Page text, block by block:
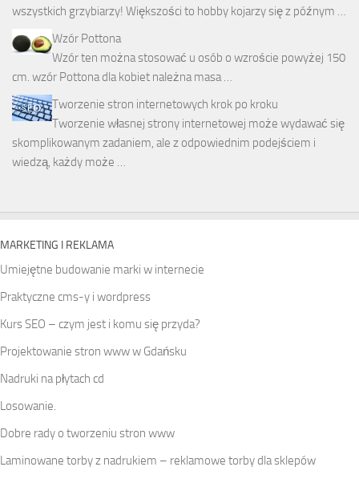
wszystkich grzybiarzy! Większości to hobby kojarzy się z późnym …
Wzór Pottona
Wzór ten można stosować u osób o wzroście powyżej 150
cm. wzór Pottona dla kobiet należna masa …
Tworzenie stron internetowych krok po kroku
Tworzenie własnej strony internetowej może wydawać się
skomplikowanym zadaniem, ale z odpowiednim podejściem i
wiedzą, każdy może …
MARKETING I REKLAMA
Umiejętne budowanie marki w internecie
Praktyczne cms-y i wordpress
Kurs SEO – czym jest i komu się przyda?
Projektowanie stron www w Gdańsku
Nadruki na płytach cd
Losowanie.
Dobre rady o tworzeniu stron www
Laminowane torby z nadrukiem – reklamowe torby dla sklepów